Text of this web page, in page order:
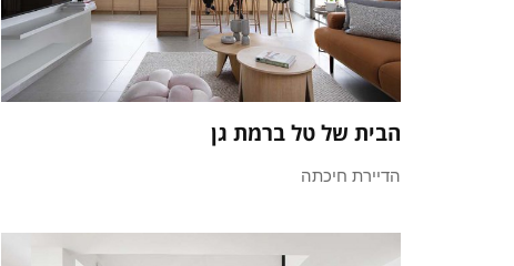
הבית של טל ברמת גן
הדיירת חיכתה